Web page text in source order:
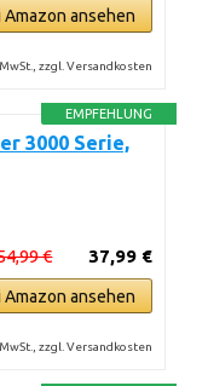
Amazon ansehen
zzgl. Versandkosten
EMPFEHLUNG
3000 Serie,
37,99 €
€
Amazon ansehen
zzgl. Versandkosten